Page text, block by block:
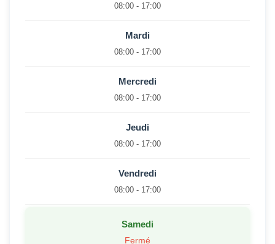
08:00 - 17:00
Mardi
08:00 - 17:00
Mercredi
08:00 - 17:00
Jeudi
08:00 - 17:00
Vendredi
08:00 - 17:00
Samedi
Fermé